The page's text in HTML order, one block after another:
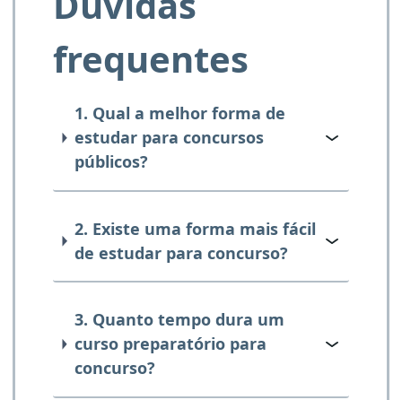
frequentes
1. Qual a melhor forma de
estudar para concursos
públicos?
2. Existe uma forma mais fácil
de estudar para concurso?
3. Quanto tempo dura um
curso preparatório para
concurso?